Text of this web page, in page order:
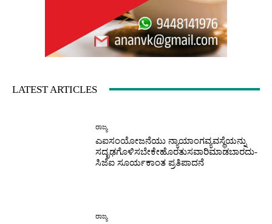
LATEST ARTICLES
ರಾಜ್ಯ
ಎಐಸಂಯೋಜನೆಯು ನ್ಯಾಯಾಂಗವ್ಯವಸ್ಥೆಯನ್ನು
ಸದೃಢಗೊಳಿಸಬೇಕೇಹೊರತುಸವಾರಿಮಾಡಬಾರದು-
ಸಿಜೆಐ ಸೂರ್ಯಕಾಂತ ಪ್ರತಿಪಾದನೆ
ರಾಜ್ಯ